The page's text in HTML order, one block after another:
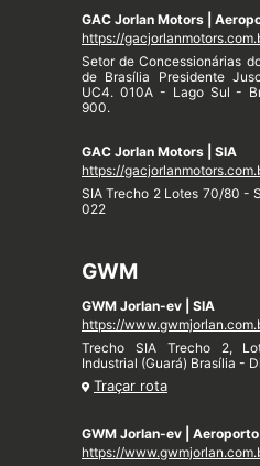
GAC Jorlan Motors |
https://
Setor de Concessionárias
de Brasília Presidente
UC4. 010A - Lago Sul -
900.
GAC Jorlan Motors | SIA
https://
SIA Trecho 2 Lotes 70/80 -
022
GWM
GWM Jorlan-ev | SIA
https://
Trecho SIA Trecho 2,
Industrial (Guará) Brasília -
Traçar rota
GWM Jorlan-ev | Aeroporto
https://